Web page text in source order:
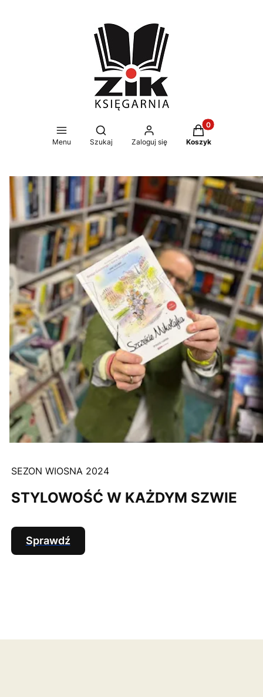
Menu
Otwórz wyszukiwarkę
Szukaj Zaloguj się
Produkty w
Koszyk
SEZON WIOSNA 2024
STYLOWOŚĆ W KAŻDYM SZWIE
Sprawdź